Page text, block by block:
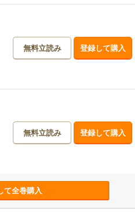
無料立読み 登録して購入
無料立読み 登録して購入
て全巻購入